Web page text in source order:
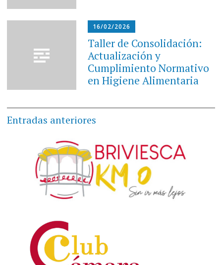
16/02/2026
Taller de Consolidación:
Actualización y
Cumplimiento Normativo
en Higiene Alimentaria
Navegación
entradas
Entradas anteriores